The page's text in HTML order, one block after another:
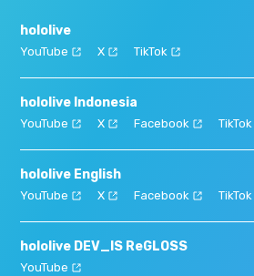
hololive
YouTube X TikTok
hololive Indonesia
YouTube X Facebook TikTok
hololive English
YouTube X Facebook TikTok
hololive DEV_IS ReGLOSS
YouTube